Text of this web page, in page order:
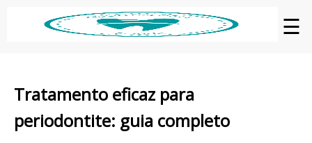
☰
Tratamento eficaz para
periodontite: guia completo